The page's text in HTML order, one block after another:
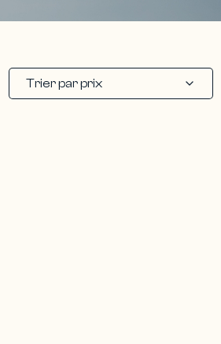
Trier par prix